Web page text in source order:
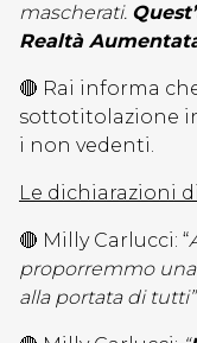
mascherati.
Realtà
🔴 Rai informa
sottotitolazione
i non vedenti.
Le dichiarazioni
🔴 Milly Carlucci: “
proporremmo
alla portata di tutti”